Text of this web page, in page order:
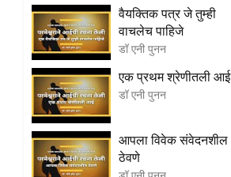
वैयक्तिक पत्र जे तुम्ही
वाचलेच पाहिजे
डॉ एनी पुनन
एक प्रथम श्रेणीतली आई
डॉ एनी पुनन
आपला विवेक संवेदनशील
ठेवणे